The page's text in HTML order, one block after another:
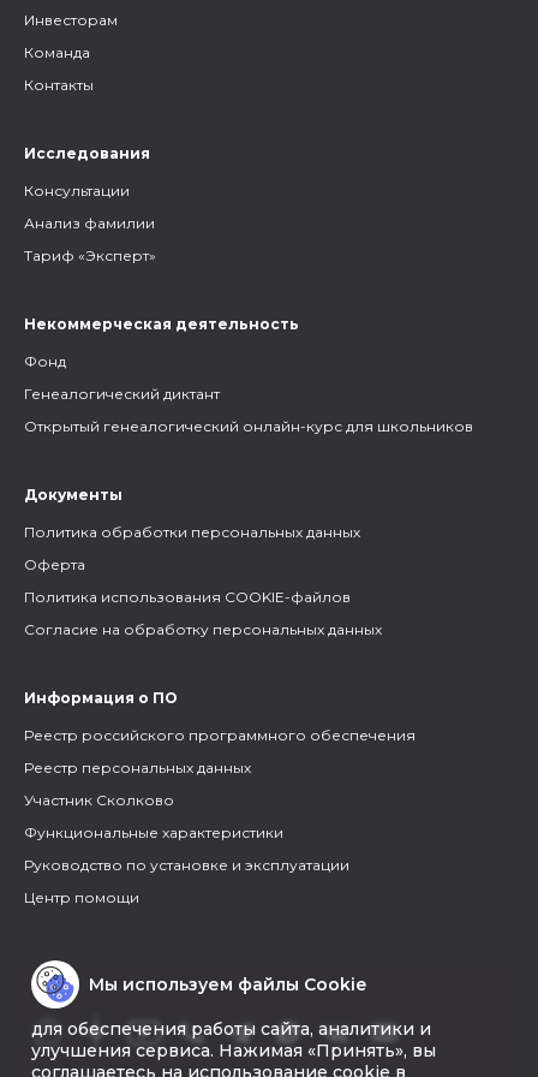
Инвесторам
Команда
Контакты
Исследования
Консультации
Анализ фамилии
Тариф «Эксперт»
Некоммерческая деятельность
Фонд
Генеалогический диктант
Открытый генеалогический онлайн-курс для школьников
Документы
Политика обработки персональных данных
Оферта
Политика использования COOKIE-файлов
Согласие на обработку персональных данных
Информация о ПО
Реестр российского программного обеспечения
Реестр персональных данных
Участник Сколково
Функциональные характеристики
Руководство по установке и эксплуатации
Центр помощи
Мы используем файлы Cookie
для обеспечения работы сайта, аналитики и
улучшения сервиса. Нажимая «Принять», вы
соглашаетесь на использование cookie в